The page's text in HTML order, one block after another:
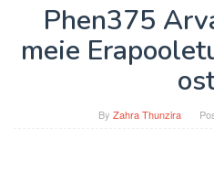
Phen375
meie
By Zahra Thunzira